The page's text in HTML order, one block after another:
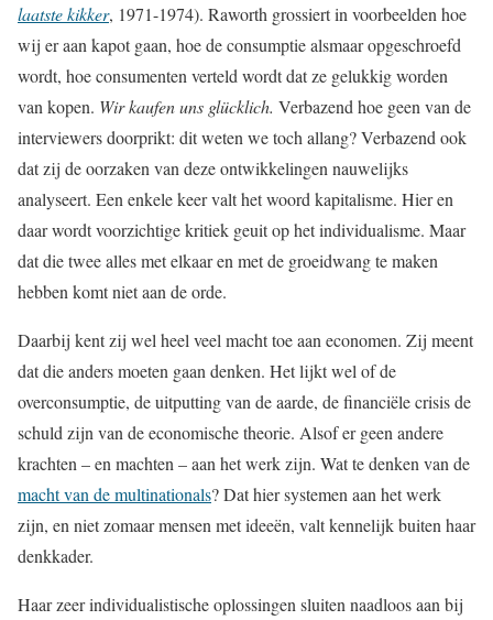
laatste kikker, 1971-1974). Raworth grossiert in voorbeelden hoe
wij er aan kapot gaan, hoe de consumptie alsmaar opgeschroefd
wordt, hoe consumenten verteld wordt dat ze gelukkig worden
van kopen. Wir kaufen uns glücklich. Verbazend hoe geen van de
interviewers doorprikt: dit weten we toch allang? Verbazend ook
dat zij de oorzaken van deze ontwikkelingen nauwelijks
analyseert. Een enkele keer valt het woord kapitalisme. Hier en
daar wordt voorzichtige kritiek geuit op het individualisme. Maar
dat die twee alles met elkaar en met de groeidwang te maken
hebben komt niet aan de orde.
Daarbij kent zij wel heel veel macht toe aan economen. Zij meent
dat die anders moeten gaan denken. Het lijkt wel of de
overconsumptie, de uitputting van de aarde, de financiële crisis de
schuld zijn van de economische theorie. Alsof er geen andere
krachten – en machten – aan het werk zijn. Wat te denken van de
macht van de multinationals? Dat hier systemen aan het werk
zijn, en niet zomaar mensen met ideeën, valt kennelijk buiten haar
denkkader.
Haar zeer individualistische oplossingen sluiten naadloos aan bij